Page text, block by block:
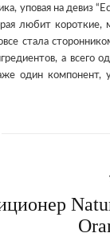
уповая на девиз
любит
стала
а всего
один компонент,